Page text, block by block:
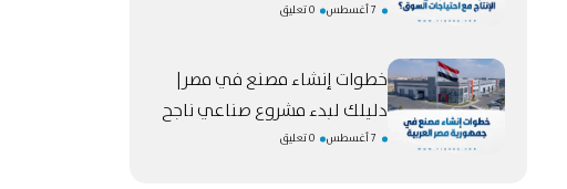
7 أغسطس 0 تعليق
خطوات إنشاء مصنع في مصر|
دليلك لبدء مشروع صناعي ناجح
7 أغسطس 0 تعليق